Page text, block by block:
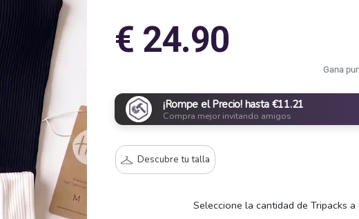
€ 24.90
Gana
¡Rompe el Precio! hasta €11.21
Compra mejor invitando amigos
Descubre tu talla
Seleccione la cantidad de Tripacks a